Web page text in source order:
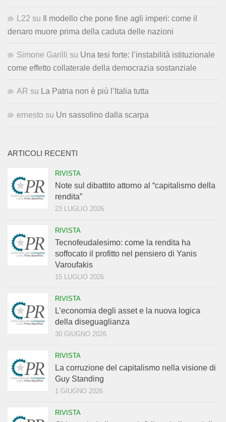
L22 su
Il modello che pone fine agli imperi: come il
denaro muore prima della caduta delle nazioni
Simone Garilli su Una tesi forte: l’instabilità istituzionale
come effetto collaterale della democrazia sostanziale
AR su La Patria non è più l’Italia tutta
ernesto su Un sassolino dalla scarpa
ARTICOLI RECENTI
RIVISTA
Note sul dibattito attorno al “capitalismo della
rendita”
23 LUGLIO 2026
RIVISTA
Tecnofeudalesimo: come la rendita ha
soffocato il profitto nel pensiero di Yanis
Varoufakis
15 LUGLIO 2026
RIVISTA
L’economia degli asset e la nuova logica
della diseguaglianza
30 GIUGNO 2026
RIVISTA
La corruzione del capitalismo nella visione di
Guy Standing
1 GIUGNO 2026
RIVISTA